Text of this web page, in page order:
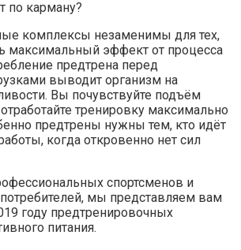
по карману?
комплексы незаменимы для тех,
максимальный эффект от процесса
предтрена перед
выводит организм на
Вы почувствуйте подъём
тренировку максимально
предтрены нужны тем, кто идёт
когда откровенно нет сил
спортсменов и
мы представляем вам
году предтренировочных
питания.